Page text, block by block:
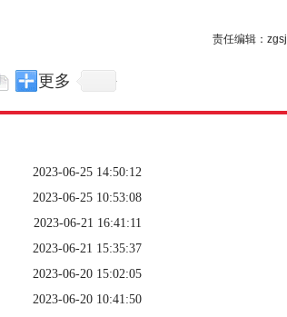
责任编辑：zgsj
更多
2023-06-25 14:50:12
2023-06-25 10:53:08
2023-06-21 16:41:11
2023-06-21 15:35:37
2023-06-20 15:02:05
2023-06-20 10:41:50